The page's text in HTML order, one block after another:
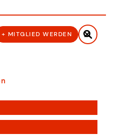
+ MITGLIED WERDEN 